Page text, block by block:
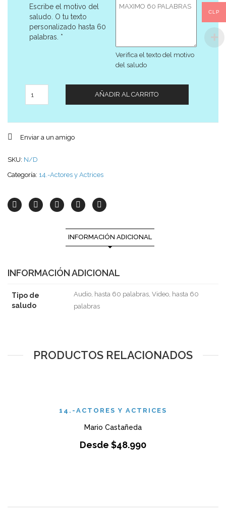
Escribe el motivo del
saludo. O tu texto
personalizado hasta 60
palabras. *
Verifica el texto del motivo
del saludo
AÑADIR AL CARRITO
Enviar a un amigo
SKU: N/D
Categoría: 14.-Actores y Actrices
INFORMACIÓN ADICIONAL
INFORMACIÓN ADICIONAL
Tipo de
saludo
Audio, hasta 60 palabras, Video, hasta 60
palabras
PRODUCTOS RELACIONADOS
14.-ACTORES Y ACTRICES
Mario Castañeda
Desde $48.990
CLP